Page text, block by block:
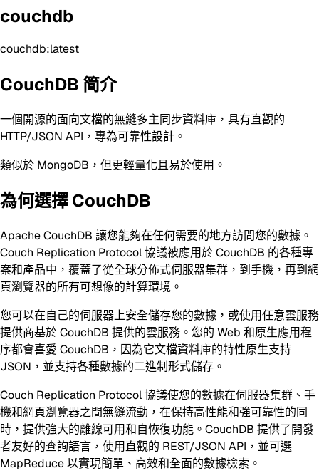
couchdb
couchdb:latest
CouchDB 简介
一個開源的面向文檔的無縫多主同步資料庫，具有直觀的
HTTP/JSON API，專為可靠性設計。
類似於 MongoDB，但更輕量化且易於使用。
為何選擇 CouchDB
Apache CouchDB 讓您能夠在任何需要的地方訪問您的數據。
Couch Replication Protocol 協議被應用於 CouchDB 的各種專
案和產品中，覆蓋了從全球分佈式伺服器集群，到手機，再到網
頁瀏覽器的所有可想像的計算環境。
您可以在自己的伺服器上安全儲存您的數據，或使用任意雲服務
提供商基於 CouchDB 提供的雲服務。您的 Web 和原生應用程
序都會喜愛 CouchDB，因為它文檔資料庫的特性原生支持
JSON，並支持各種數據的二進制形式儲存。
Couch Replication Protocol 協議使您的數據在伺服器集群、手
機和網頁瀏覽器之間無縫流動，在保持高性能和強可靠性的同
時，提供強大的離線可用和自恢復功能。CouchDB 提供了開發
者友好的查詢語言，使用直觀的 REST/JSON API，並可選
MapReduce 以實現簡單、高效和全面的數據檢索。